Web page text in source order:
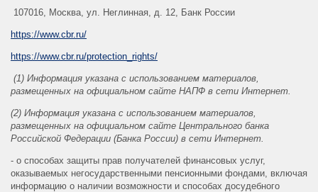
107016, Москва, ул. Неглинная, д. 12, Банк России
https://www.cbr.ru/
https://www.cbr.ru/protection_rights/
(1) Информация указана с использованием материалов,
размещенных на официальном сайте НАПФ в сети Интернет.
(2) Информация указана с использованием материалов,
размещенных на официальном сайте Центрального банка
Российской Федерации (Банка России) в сети Интернет.
- о способах защиты прав получателей финансовых услуг,
оказываемых негосударственными пенсионными фондами, включая
информацию о наличии возможности и способах досудебного